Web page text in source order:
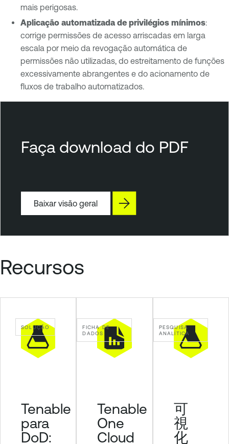
mais perigosas.
Aplicação automatizada de privilégios mínimos:
corrige permissões de acesso arriscadas em larga
escala por meio da revogação automática de
permissões não utilizadas, do estreitamento de funções
excessivamente abrangentes e do acionamento de
fluxos de trabalho automatizados.
n
a
e
l
S
r
Faça download do PDF
Baixar visão geral
Recursos
SOLUÇÃO
Tenable
para
DoD:
FICHA DE
DADOS
Tenable
One
Cloud
PESQUISA
ANALÍTICA
可
視
化